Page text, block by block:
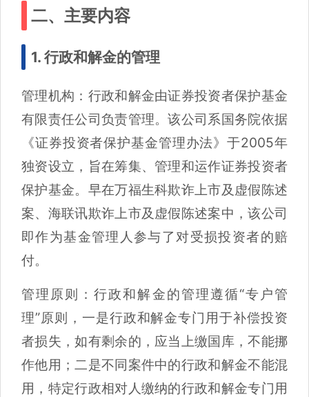
二、主要内容
1. 行政和解金的管理
管理机构：行政和解金由证券投资者保护基金
有限责任公司负责管理。该公司系国务院依据
《证券投资者保护基金管理办法》于2005年
独资设立，旨在筹集、管理和运作证券投资者
保护基金。早在万福生科欺诈上市及虚假陈述
案、海联讯欺诈上市及虚假陈述案中，该公司
即作为基金管理人参与了对受损投资者的赔
付。
管理原则：行政和解金的管理遵循“专户管
理”原则，一是行政和解金专门用于补偿投资
者损失，如有剩余的，应当上缴国库，不能挪
作他用；二是不同案件中的行政和解金不能混
用，特定行政相对人缴纳的行政和解金专门用